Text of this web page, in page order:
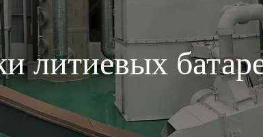
литиевых